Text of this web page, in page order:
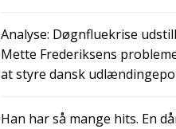
Analyse: Døgnfluekrise
Mette Frederiksens
at styre dansk
Han har så mange hits. En